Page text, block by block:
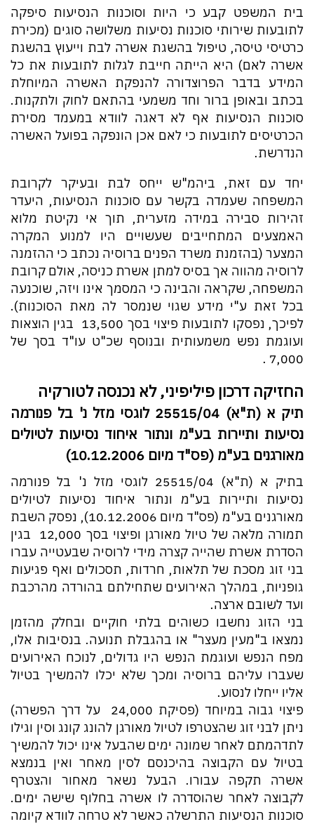
בית המשפט קבע כי היות וסוכנות הנסיעות סיפקה
לתובעות שירותי סוכנות נסיעות משלושה סוגים (מכירת
כרטיסי טיסה, טיפול בהשגת אשרה לבת וייעוץ בהשגת
אשרה לאם) היא הייתה חייבת לגלות לתובעות את כל
המידע בדבר הפרוצדורה להנפקת האשרה המיוחלת
בכתב ובאופן ברור וחד משמעי בהתאם לחוק ולתקנות.
סוכנות הנסיעות אף לא דאגה לוודא במעמד מסירת
הכרטיסים לתובעות כי לאם אכן הונפקה בפועל האשרה
הנדרשת.
יחד עם זאת, ביהמ"ש ייחס לבת ובעיקר לקרובת
המשפחה שעמדה בקשר עם סוכנות הנסיעות, היעדר
זהירות סבירה במידה מזערית, תוך אי נקיטת מלוא
האמצעים המתחייבים שעשויים היו למנוע המקרה
המצער (בהזמנת משרד הפנים ברוסיה נכתב כי ההזמנה
לרוסיה מהווה אך בסיס למתן אשרת כניסה, אולם קרובת
המשפחה, שקראה והבינה כי המסמך אינו ויזה, שוכנעה
בכל זאת ע"י מידע שגוי שנמסר לה מאת הסוכנות).
לפיכך, נפסקו לתובעות פיצוי בסך 13,500 ₪ בגין הוצאות
ועוגמת נפש משמעותית ובנוסף שכ"ט עו"ד בסך של
7,000 ₪.
החזיקה דרכון פיליפיני, לא נכנסה לטורקיה
תיק א (ת"א) 25515/04 לוגסי מזל נ' בל פנורמה
נסיעות ותיירות בע"מ ונתור איחוד נסיעות לטיולים
מאורגנים בע"מ (פס"ד מיום 10.12.2006)
בתיק א (ת"א) 25515/04 לוגסי מזל נ' בל פנורמה
נסיעות ותיירות בע"מ ונתור איחוד נסיעות לטיולים
מאורגנים בע"מ (פס"ד מיום 10.12.2006), נפסק השבת
תמורה מלאה של טיול מאורגן ופיצוי בסך 12,000 ₪ בגין
הסדרת אשרת שהייה קצרה מידי לרוסיה שבעטייה עברו
בני זוג מסכת של תלאות, חרדות, תסכולים ואף פגיעות
גופניות, במהלך האירועים שתחילתם בהורדה מהרכבת
ועד לשובם ארצה.
בני הזוג נחשבו כשוהים בלתי חוקיים ובחלק מהזמן
נמצאו ב"מעין מעצר" או בהגבלת תנועה. בנסיבות אלו,
מפח הנפש ועוגמת הנפש היו גדולים, לנוכח האירועים
שעברו עליהם ברוסיה ומכך שלא יכלו להמשיך בטיול
אליו ייחלו לנסוע.
פיצוי גבוה במיוחד (פסיקת 24,000 ₪ על דרך הפשרה)
ניתן לבני זוג שהצטרפו לטיול מאורגן להונג קונג וסין וגילו
לתדהמתם לאחר שמונה ימים שהבעל אינו יכול להמשיך
בטיול עם הקבוצה בהיכנסם לסין מאחר ואין בנמצא
אשרה תקפה עבורו. הבעל נשאר מאחור והצטרף
לקבוצה לאחר שהוסדרה לו אשרה בחלוף שישה ימים.
סוכנות הנסיעות התרשלה כאשר לא טרחה לוודא קיומה